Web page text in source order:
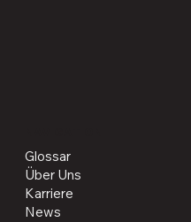
Glossar
Über Uns
Karriere
News